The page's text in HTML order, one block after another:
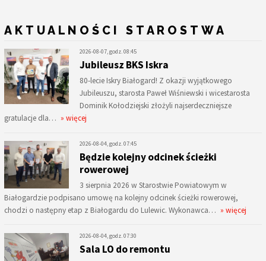
AKTUALNOŚCI STAROSTWA
2026-08-07, godz. 08:45
Jubileusz BKS Iskra
80-lecie Iskry Białogard! Z okazji wyjątkowego
Jubileuszu, starosta Paweł Wiśniewski i wicestarosta
Dominik Kołodziejski złożyli najserdeczniejsze
gratulacje dla… » więcej
2026-08-04, godz. 07:45
Będzie kolejny odcinek ścieżki
rowerowej
3 sierpnia 2026 w Starostwie Powiatowym w
Białogardzie podpisano umowę na kolejny odcinek ścieżki rowerowej,
chodzi o następny etap z Białogardu do Lulewic. Wykonawca… » więcej
2026-08-04, godz. 07:30
Sala LO do remontu